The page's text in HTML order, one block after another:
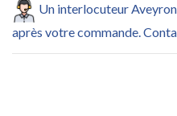
Un interlocuteur
après votre commande.